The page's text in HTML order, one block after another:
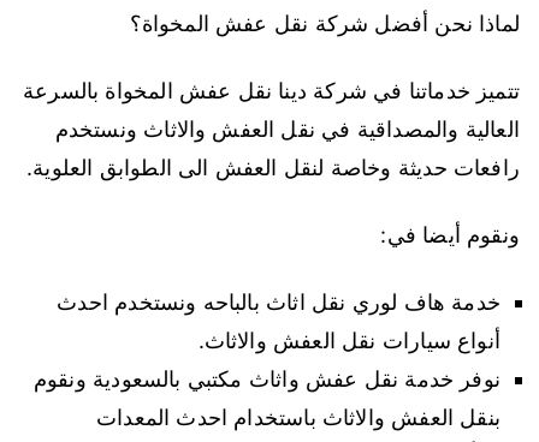
لماذا نحن أفضل شركة نقل عفش المخواة؟
تتميز خدماتنا في شركة دينا نقل عفش المخواة بالسرعة
العالية والمصداقية في نقل العفش والاثاث ونستخدم
رافعات حديثة وخاصة لنقل العفش الى الطوابق العلوية.
ونقوم أيضا في:
خدمة هاف لوري نقل اثاث بالباحه ونستخدم احدث
أنواع سيارات نقل العفش والاثاث.
نوفر خدمة نقل عفش واثاث مكتبي بالسعودية ونقوم
بنقل العفش والاثاث باستخدام احدث المعدات